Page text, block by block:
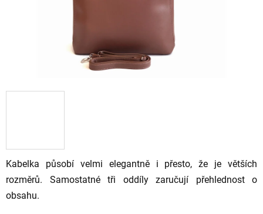
Kabelka působí velmi elegantně i přesto, že je větších
rozměrů. Samostatné tři oddíly zaručují přehlednost o
obsahu.